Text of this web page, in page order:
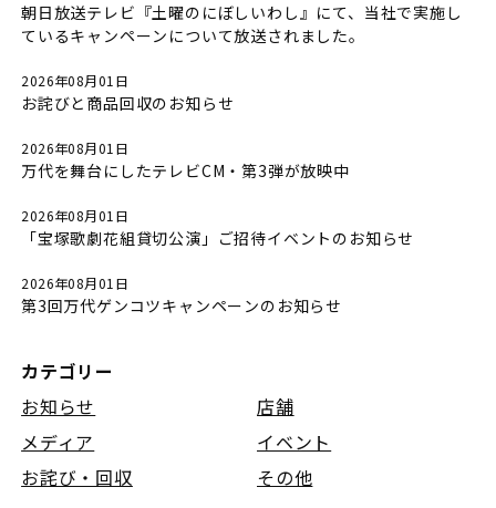
朝日放送テレビ『土曜のにぼしいわし』にて、当社で実施し
ているキャンペーンについて放送されました。
2026年08月01日
お詫びと商品回収のお知らせ
2026年08月01日
万代を舞台にしたテレビCM・第3弾が放映中
2026年08月01日
「宝塚歌劇花組貸切公演」ご招待イベントのお知らせ
2026年08月01日
第3回万代ゲンコツキャンペーンのお知らせ
カテゴリー
お知らせ
店舗
メディア
イベント
お詫び・回収
その他